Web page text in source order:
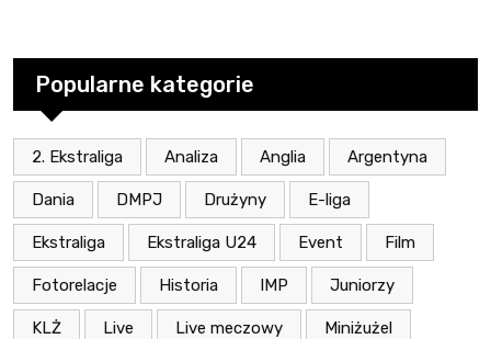
Popularne kategorie
2. Ekstraliga Analiza Anglia Argentyna
Dania DMPJ Drużyny E-liga
Ekstraliga Ekstraliga U24 Event Film
Fotorelacje Historia IMP Juniorzy
KLŻ Live Live meczowy Miniżużel